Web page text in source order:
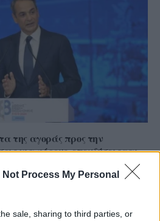
Not Process My Personal
sale, sharing to third parties, or
της αγοράς προς την
για φόρους, επενδύσεις και